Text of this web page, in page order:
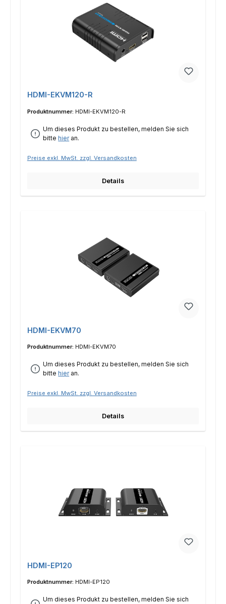
HDMI-EKVM120-R
Produktnummer: HDMI-EKVM120-R
Um dieses Produkt zu bestellen, melden Sie sich
bittehieran.
Preise exkl. MwSt. zzgl. Versandkosten
Details
HDMI-EKVM70
Produktnummer: HDMI-EKVM70
Um dieses Produkt zu bestellen, melden Sie sich
bittehieran.
Preise exkl. MwSt. zzgl. Versandkosten
Details
HDMI-EP120
Produktnummer: HDMI-EP120
Um dieses Produkt zu bestellen, melden Sie sich